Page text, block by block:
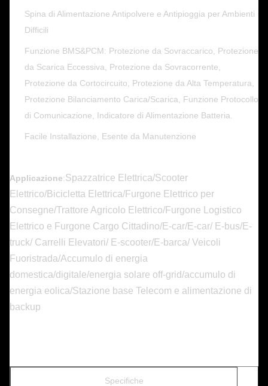
Spina di Alimentazione Antipolvere e Antipioggia per Ambienti
Difficili
Funzione BMS&PCM: Protezione da Sovraccarico, Protezione
da Scarica Eccessiva, Protezione da Sovracorrente,
Protezione da Cortocircuito, Protezione da Alta Temperatura,
Protezione Bilanciamento Carica/Scarica, Funzione Protocollo
di Comunicazione, Indicatore di Alimentazione Batteria.
Facile Installazione, Esente da Manutenzione
Applicazione:Spazzatrice Elettrica/Scooter
Elettrico/Bicicletta Elettrica/Furgone Elettrico per
Consegne/Trattore Agricolo Elettrico/Furgone Logistico
Elettrico e Furgone Cargo Cittadino/E-car/E-car/ E-bus/E-
truck/ Carrelli Elevatori/ E-scooter/E-barca/ Veicoli
Fuoristrada/Accumulo di energia
domestica/digitale/energia solare off-grid/accumulo di
energia eolica/Stazione base Telecom e alimentazione di
backup
Specifiche